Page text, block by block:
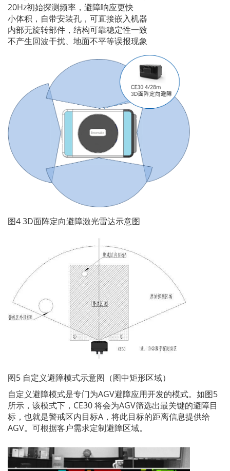
20Hz初始探测频率，避障响应更快
小体积，自带安装孔，可直接嵌入机器
内部无旋转部件，结构可靠稳定性一致
不产生回波干扰、地面不平等误报现象
图4 3D面阵定向避障激光雷达示意图
图5 自定义避障模式示意图（图中矩形区域）
自定义避障模式是专门为AGV避障应用开发的模式。如图5
所示，该模式下，CE30 将会为AGV筛选出最关键的避障目
标，也就是警戒区内目标A，将此目标的距离信息提供给
AGV。可根据客户需求定制避障区域。